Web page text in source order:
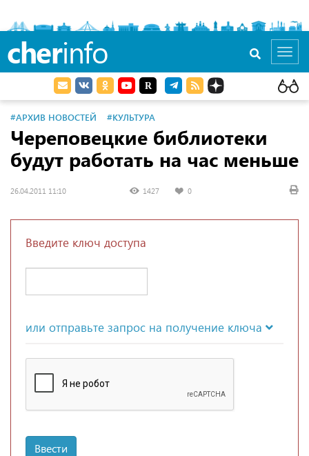
cherinfo
#АРХИВ НОВОСТЕЙ #КУЛЬТУРА
Череповецкие библиотеки
будут работать на час меньше
26.04.2011 11:10 1427 0
Введите ключ доступа
или отправьте запрос на получение ключа
Ввести